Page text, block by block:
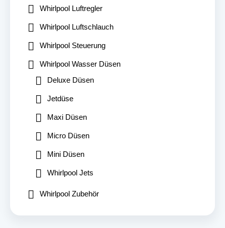
Whirlpool Luftregler
Whirlpool Luftschlauch
Whirlpool Steuerung
Whirlpool Wasser Düsen
Deluxe Düsen
Jetdüse
Maxi Düsen
Micro Düsen
Mini Düsen
Whirlpool Jets
Whirlpool Zubehör